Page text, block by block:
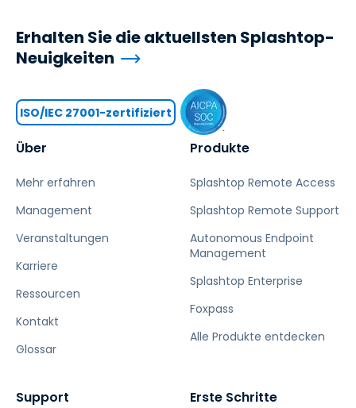
Über
Mehr erfahren
Management
Veranstaltungen
Karriere
Ressourcen
Kontakt
Glossar
Produkte
Splashtop Remote Access
Splashtop Remote Support
Autonomous Endpoint
Management
Splashtop Enterprise
Foxpass
Alle Produkte entdecken
Support Erste Schritte
Erhalten Sie die aktuellsten Splashtop-
Neuigkeiten
ISO/IEC 27001-zertifiziert